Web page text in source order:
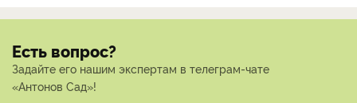
Есть вопрос?
Задайте его нашим экспертам в телеграм-чате
«Антонов Сад»!